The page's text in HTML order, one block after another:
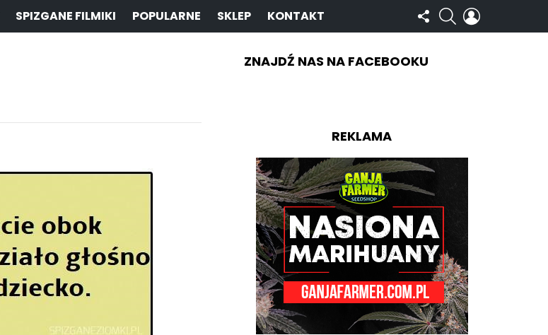
SPIZGANE FILMIKI POPULARNE SKLEP KONTAKT
OBSERWUJ
NAS
SZUKAJ
ZNAJDŹ NAS NA FACEBOOKU
REKLAMA